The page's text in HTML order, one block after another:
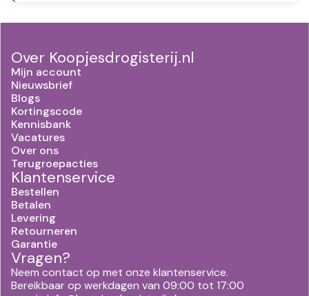
Over Koopjesdrogisterij.nl
Mijn account
Nieuwsbrief
Blogs
Kortingscode
Kennisbank
Vacatures
Over ons
Terugroepacties
Klantenservice
Bestellen
Betalen
Levering
Retourneren
Garantie
Vragen?
Neem contact op met onze klantenservice.
Bereikbaar op werkdagen van 09:00 tot 17:00